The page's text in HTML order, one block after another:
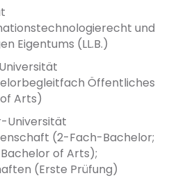
und
Eigentums (LL.B.)
Öffentliches
Arts)
Universität
(2-Fach-Bachelor;
of Arts);
(Erste Prüfung)